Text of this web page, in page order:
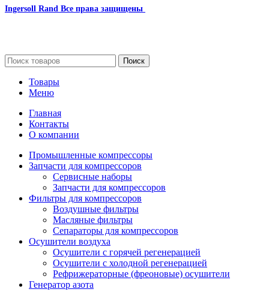
Ingersoll Rand Все права защищены
Поиск
Товары
Меню
Главная
Контакты
О компании
Промышленные компрессоры
Запчасти для компрессоров
Сервисные наборы
Запчасти для компрессоров
Фильтры для компрессоров
Воздушные фильтры
Масляные фильтры
Сепараторы для компрессоров
Осушители воздуха
Осушители с горячей регенерацией
Осушители с холодной регенерацией
Рефрижераторные (фреоновые) осушители
Генератор азота